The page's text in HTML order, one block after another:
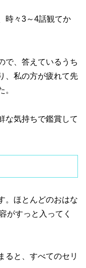
時々3～4話観てか
で、答えているうち
、私の方が疲れて先
。
な気持ちで鑑賞して
。ほとんどのおはな
がすっと入ってく
ると、すべてのセリ